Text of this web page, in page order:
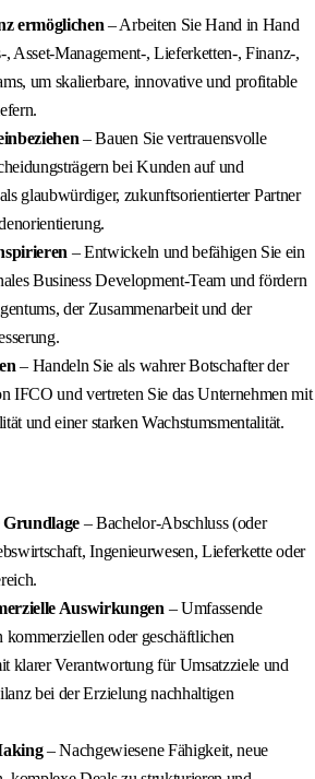
ermöglichen – Arbeiten Sie Hand in Hand
Asset-Management-, Lieferketten-, Finanz-,
um skalierbare, innovative und profitable
– Bauen Sie vertrauensvolle
bei Kunden auf und
glaubwürdiger, zukunftsorientierter Partner
– Entwickeln und befähigen Sie ein
Business Development-Team und fördern
der Zusammenarbeit und der
– Handeln Sie als wahrer Botschafter der
IFCO und vertreten Sie das Unternehmen mit
und einer starken Wachstumsmentalität.
Grundlage – Bachelor-Abschluss (oder
Ingenieurwesen, Lieferkette oder
Auswirkungen – Umfassende
oder geschäftlichen
klarer Verantwortung für Umsatzziele und
bei der Erzielung nachhaltigen
– Nachgewiesene Fähigkeit, neue